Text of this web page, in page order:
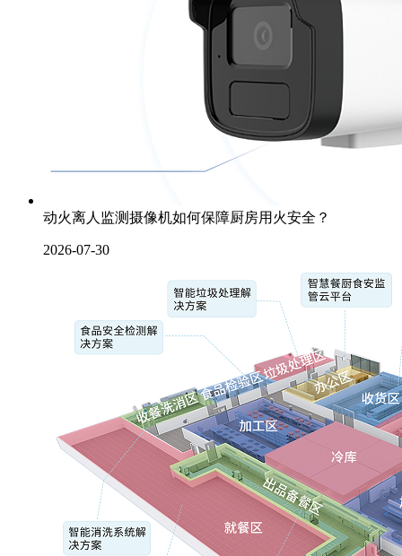
动火离人监测摄像机如何保障厨房用火安全？
2026-07-30